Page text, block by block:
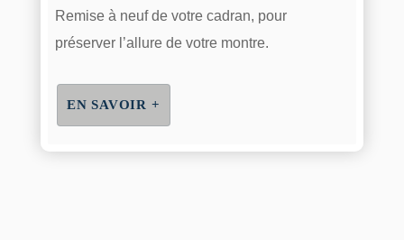
Remise à neuf de votre cadran, pour
préserver l’allure de votre montre.
EN SAVOIR +